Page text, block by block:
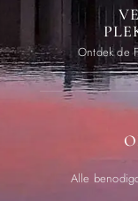
Ontdek de
Alle